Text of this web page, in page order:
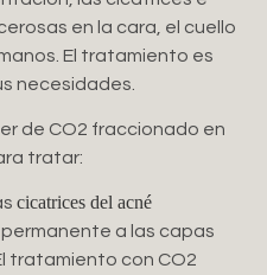
en la cara, el cuello
El tratamiento es
necesidades.
de CO2 fraccionado en
tratar:
cicatrices del acné
a las capas
tratamiento con CO2